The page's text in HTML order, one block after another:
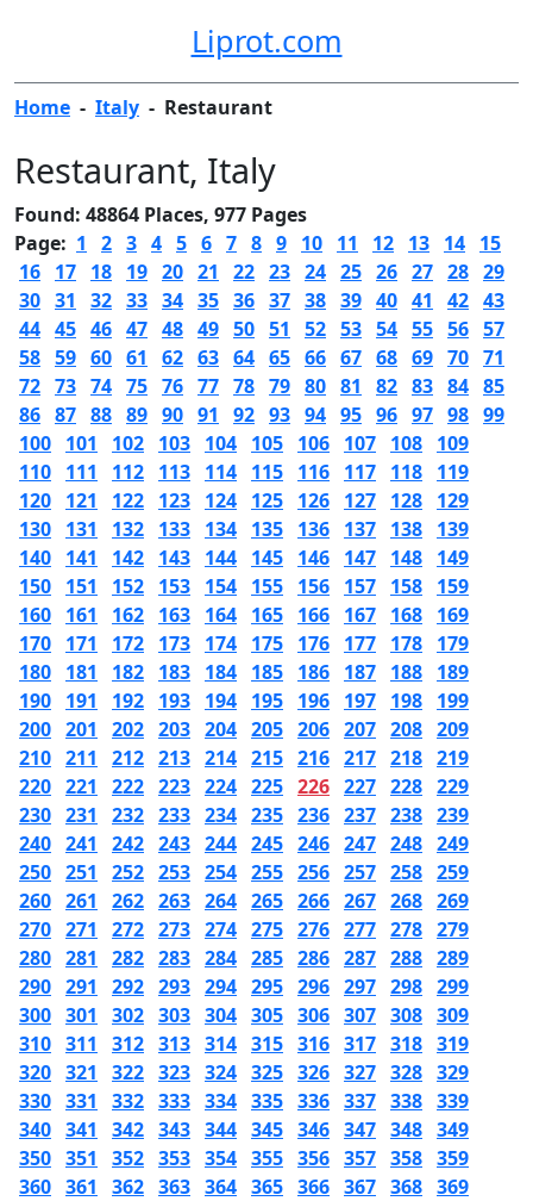
Liprot.com
Home - Italy - Restaurant
Restaurant, Italy
Found: 48864 Places, 977 Pages
Page: 1 2 3 4 5 6 7 8 9 10 11 12 13 14 15
16 17 18 19 20 21 22 23 24 25 26 27 28 29
30 31 32 33 34 35 36 37 38 39 40 41 42 43
44 45 46 47 48 49 50 51 52 53 54 55 56 57
58 59 60 61 62 63 64 65 66 67 68 69 70 71
72 73 74 75 76 77 78 79 80 81 82 83 84 85
86 87 88 89 90 91 92 93 94 95 96 97 98 99
100 101 102 103 104 105 106 107 108 109
110 111 112 113 114 115 116 117 118 119
120 121 122 123 124 125 126 127 128 129
130 131 132 133 134 135 136 137 138 139
140 141 142 143 144 145 146 147 148 149
150 151 152 153 154 155 156 157 158 159
160 161 162 163 164 165 166 167 168 169
170 171 172 173 174 175 176 177 178 179
180 181 182 183 184 185 186 187 188 189
190 191 192 193 194 195 196 197 198 199
200 201 202 203 204 205 206 207 208 209
210 211 212 213 214 215 216 217 218 219
220 221 222 223 224 225 226 227 228 229
230 231 232 233 234 235 236 237 238 239
240 241 242 243 244 245 246 247 248 249
250 251 252 253 254 255 256 257 258 259
260 261 262 263 264 265 266 267 268 269
270 271 272 273 274 275 276 277 278 279
280 281 282 283 284 285 286 287 288 289
290 291 292 293 294 295 296 297 298 299
300 301 302 303 304 305 306 307 308 309
310 311 312 313 314 315 316 317 318 319
320 321 322 323 324 325 326 327 328 329
330 331 332 333 334 335 336 337 338 339
340 341 342 343 344 345 346 347 348 349
350 351 352 353 354 355 356 357 358 359
360 361 362 363 364 365 366 367 368 369